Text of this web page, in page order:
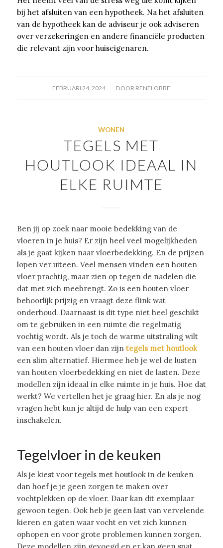
bij het afsluiten van een hypotheek. Na het afsluiten
van de hypotheek kan de adviseur je ook adviseren
over verzekeringen en andere financiële producten
die relevant zijn voor huiseigenaren.
FEBRUARI 24, 2024
/ DOOR RENELOBBE
WONEN
TEGELS MET
HOUTLOOK IDEAAL IN
ELKE RUIMTE
Ben jij op zoek naar mooie bedekking van de
vloeren in je huis? Er zijn heel veel mogelijkheden
als je gaat kijken naar vloerbedekking. En de prijzen
lopen ver uiteen. Veel mensen vinden een houten
vloer prachtig, maar zien op tegen de nadelen die
dat met zich meebrengt. Zo is een houten vloer
behoorlijk prijzig en vraagt deze flink wat
onderhoud. Daarnaast is dit type niet heel geschikt
om te gebruiken in een ruimte die regelmatig
vochtig wordt. Als je toch de warme uitstraling wilt
van een houten vloer dan zijn tegels met houtlook
een slim alternatief. Hiermee heb je wel de lusten
van houten vloerbedekking en niet de lasten. Deze
modellen zijn ideaal in elke ruimte in je huis. Hoe dat
werkt? We vertellen het je graag hier. En als je nog
vragen hebt kun je altijd de hulp van een expert
inschakelen.
Tegelvloer in de keuken
Als je kiest voor tegels met houtlook in de keuken
dan hoef je je geen zorgen te maken over
vochtplekken op de vloer. Daar kan dit exemplaar
gewoon tegen. Ook heb je geen last van vervelende
kieren en gaten waar vocht en vet zich kunnen
ophopen en voor grote problemen kunnen zorgen.